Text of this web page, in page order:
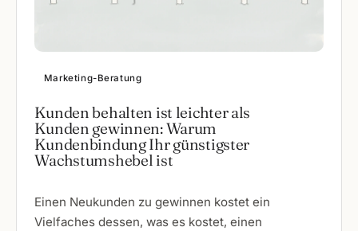
Marketing-Beratung
Kunden behalten ist leichter als
Kunden gewinnen: Warum
Kundenbindung Ihr günstigster
Wachstumshebel ist
Einen Neukunden zu gewinnen kostet ein
Vielfaches dessen, was es kostet, einen